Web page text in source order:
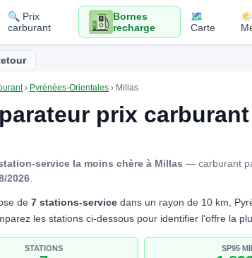
🔍 Prix
carburant
Bornes
recharge
🗺️
Carte
🌤️
› Pyrénées-Orientales › Millas
prix carburant
service la moins chère à Millas — carburant
2026
de 7 stations-service dans un rayon de 10 km,
les stations ci-dessous pour identifier l'offre la
STATIONS SP95